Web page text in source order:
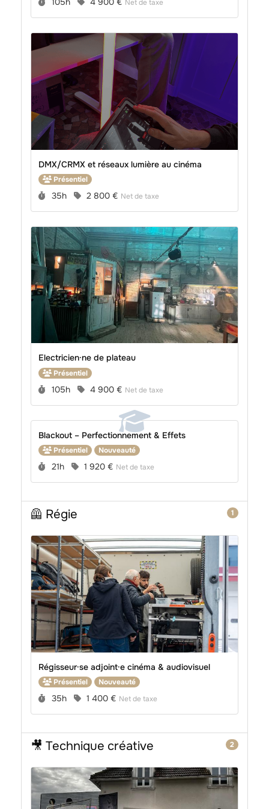
Net de taxe
DMX/CRMX et réseaux lumière au cinéma
Présentiel
Durée :
35h Prix :
2 800 € Net de taxe
Electricien·ne de plateau
Présentiel
Durée :
105h Prix :
4 900 € Net de taxe
Blackout – Perfectionnement & Effets
Présentiel Nouveauté
Durée :
21h Prix :
1 920 € Net de taxe
🦺 Régie 1
Régisseur·se adjoint·e cinéma & audiovisuel
Présentiel Nouveauté
Durée :
35h Prix :
1 400 € Net de taxe
🎥 Technique créative 2